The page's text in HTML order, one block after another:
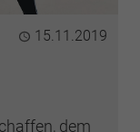
Publiziert
15.11.2019
dem